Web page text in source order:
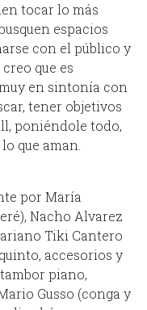
tocar lo más
espacios
con el público y
que es
en sintonía con
tener objetivos
poniéndole todo,
que aman.
por María
Nacho Alvarez
Tiki Cantero
accesorios y
piano,
Gusso (conga y